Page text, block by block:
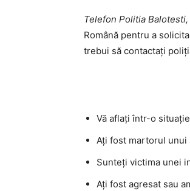
Telefon Politia Balotesti,
Română pentru a
trebui să contactați
Vă aflați într-o
Ați fost martorul
Sunteți victima unei
Ați fost agresat sau